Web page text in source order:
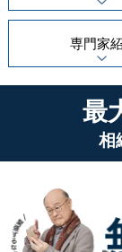
専門家
最
相